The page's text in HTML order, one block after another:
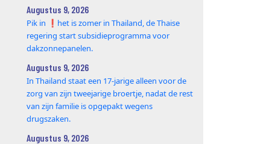
Augustus 9, 2026
Pik in ❗️het is zomer in Thailand, de Thaise
regering start subsidieprogramma voor
dakzonnepanelen.
Augustus 9, 2026
In Thailand staat een 17‑jarige alleen voor de
zorg van zijn tweejarige broertje, nadat de rest
van zijn familie is opgepakt wegens
drugszaken.
Augustus 9, 2026